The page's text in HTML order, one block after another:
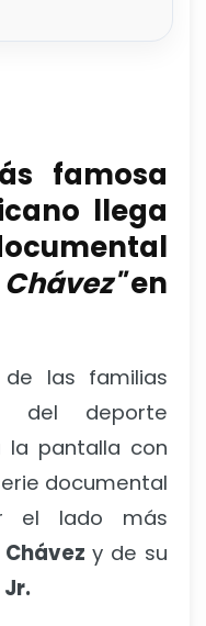
famosa
llega
en
las familias
del deporte
la pantalla con
documental
el lado más
y de su